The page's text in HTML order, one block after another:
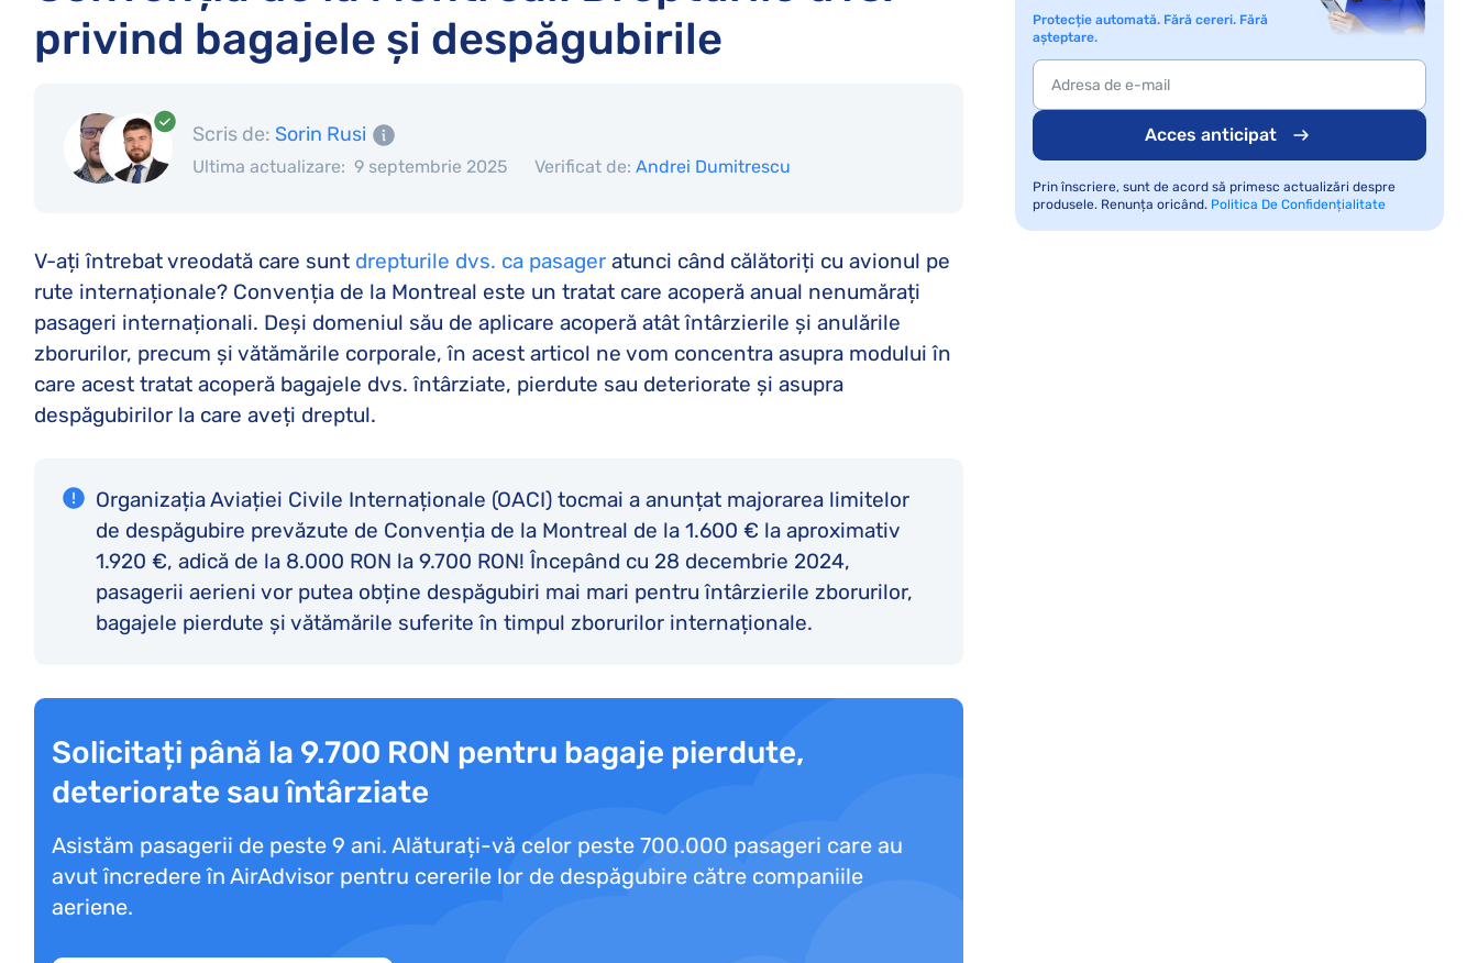
privind bagajele și despăgubirile
Scris de: Sorin Rusi
Ultima actualizare: 9 septembrie 2025 Verificat de: Andrei Dumitrescu
V-ați întrebat vreodată care sunt drepturile dvs. ca pasager atunci când călătoriți cu avionul pe
rute internaționale? Convenția de la Montreal este un tratat care acoperă anual nenumărați
pasageri internaționali. Deși domeniul său de aplicare acoperă atât întârzierile și anulările
zborurilor, precum și vătămările corporale, în acest articol ne vom concentra asupra modului în
care acest tratat acoperă bagajele dvs. întârziate, pierdute sau deteriorate și asupra
despăgubirilor la care aveți dreptul.
Organizația Aviației Civile Internaționale (OACI) tocmai a anunțat majorarea limitelor
de despăgubire prevăzute de Convenția de la Montreal de la 1.600 € la aproximativ
1.920 €, adică de la 8.000 RON la 9.700 RON! Începând cu 28 decembrie 2024,
pasagerii aerieni vor putea obține despăgubiri mai mari pentru întârzierile zborurilor,
bagajele pierdute și vătămările suferite în timpul zborurilor internaționale.
Solicitați până la 9.700 RON pentru bagaje pierdute,
deteriorate sau întârziate
Asistăm pasagerii de peste 9 ani. Alăturați-vă celor peste 700.000 pasageri care au
avut încredere în AirAdvisor pentru cererile lor de despăgubire către companiile
aeriene.
Protecție automată. Fără cereri. Fără
așteptare.
Acces anticipat
Prin înscriere, sunt de acord să primesc actualizări despre
produsele. Renunța oricând. Politica De Confidențialitate